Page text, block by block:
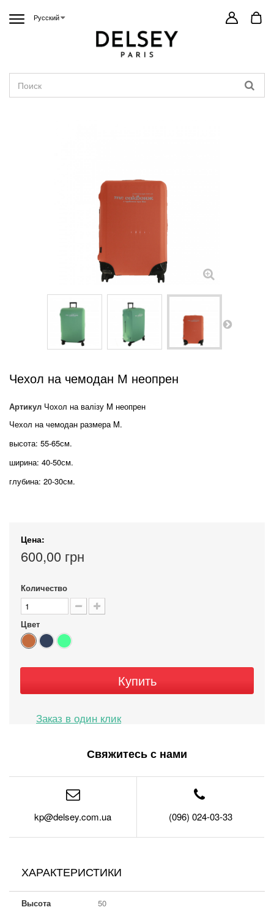
Русский
Чехол на чемодан M неопрен
Артикул Чохол на валізу M неопрен
Чехол на чемодан размера M.
высота: 55-65см.
ширина: 40-50см.
глубина: 20-30см.
Цена:
600,00 грн
Количество
Цвет
Купить
Свяжитесь с нами
kp@delsey.com.ua (096) 024-03-33
ХАРАКТЕРИСТИКИ
Высота 50